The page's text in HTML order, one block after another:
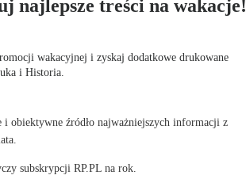
najlepsze treści na wakacje!
wakacyjnej i zyskaj dodatkowe drukowane
i Historia.
i obiektywne źródło najważniejszych informacji z
subskrypcji RP.PL na rok.